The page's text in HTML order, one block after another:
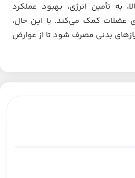
به تأمین انرژی، بهبود عملکرد
عضلات کمک می‌کند. با این حال،
بدنی مصرف شود تا از عوارض